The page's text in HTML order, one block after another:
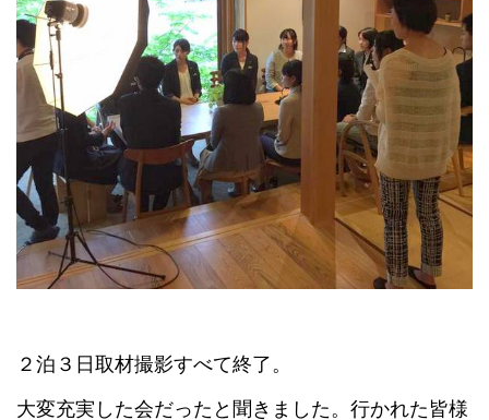
２泊３日取材撮影すべて終了。
大変充実した会だったと聞きました。行かれた皆様